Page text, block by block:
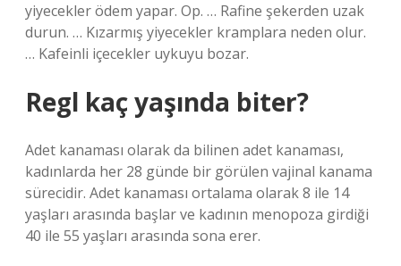
yiyecekler ödem yapar. Op. … Rafine şekerden uzak
durun. … Kızarmış yiyecekler kramplara neden olur.
… Kafeinli içecekler uykuyu bozar.
Regl kaç yaşında biter?
Adet kanaması olarak da bilinen adet kanaması,
kadınlarda her 28 günde bir görülen vajinal kanama
sürecidir. Adet kanaması ortalama olarak 8 ile 14
yaşları arasında başlar ve kadının menopoza girdiği
40 ile 55 yaşları arasında sona erer.